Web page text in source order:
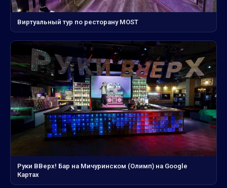
Виртуальный тур по ресторану MOST
Руки ВВерх! Бар на Мичуринском (Олимп) на Google
Картах